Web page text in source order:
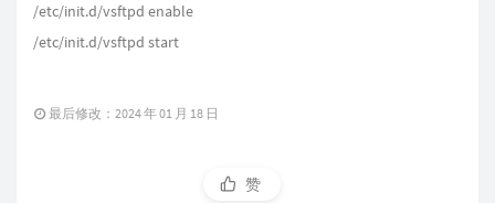
/etc/init.d/vsftpd enable
/etc/init.d/vsftpd start
最后修改：2024 年 01 月 18 日
赞